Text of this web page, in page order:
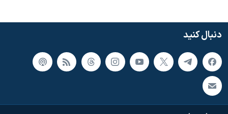
دنبال کنید